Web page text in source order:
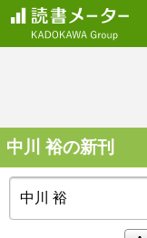
中川 裕の新刊